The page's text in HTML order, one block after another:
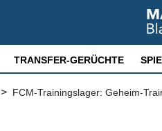
TRANSFER-GERÜCHTE
> FCM-Trainingslager: Geheim-